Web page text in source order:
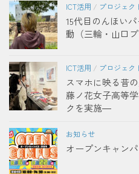
ICT活用 / プロジェク
15代目のんほい
動（三輪・山口プ
ICT活用 / プロジェク
スマホに映る昔
藤ノ花女子高等
クを実施―
お知らせ
オープンキャン